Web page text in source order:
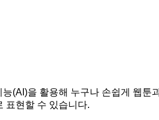
(AI)을 활용해 누구나 손쉽게 웹
표현할 수 있습니다.